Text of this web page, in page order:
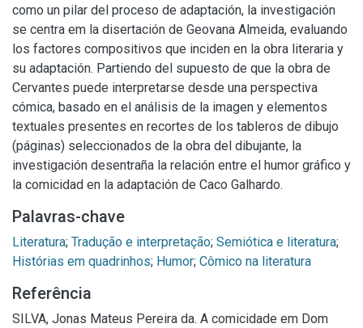
como un pilar del proceso de adaptación, la investigación
se centra em la disertación de Geovana Almeida, evaluando
los factores compositivos que inciden en la obra literaria y
su adaptación. Partiendo del supuesto de que la obra de
Cervantes puede interpretarse desde una perspectiva
cómica, basado en el análisis de la imagen y elementos
textuales presentes en recortes de los tableros de dibujo
(páginas) seleccionados de la obra del dibujante, la
investigación desentraña la relación entre el humor gráfico y
la comicidad en la adaptación de Caco Galhardo.
Palavras-chave
Literatura; Tradução e interpretação; Semiótica e literatura;
Histórias em quadrinhos; Humor; Cômico na literatura
Referência
SILVA, Jonas Mateus Pereira da. A comicidade em Dom